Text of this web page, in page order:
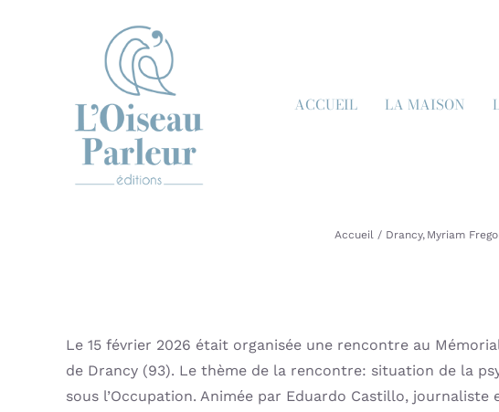
ACCUEIL LA MAISON
Accueil Drancy Myriam
Le 15 février 2026 était organisée une rencontre au
de Drancy (93). Le thème de la rencontre: situation de la
sous l’Occupation. Animée par Eduardo Castillo, journaliste